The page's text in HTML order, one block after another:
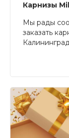
Карнизы
Мы рады
заказать